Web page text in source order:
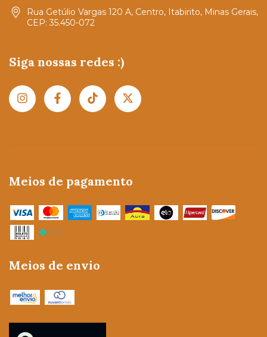
Rua Getúlio Vargas 120 A, Centro, Itabirito, Minas Gerais,
CEP: 35.450-072
Siga nossas redes :)
Meios de pagamento
Meios de envio